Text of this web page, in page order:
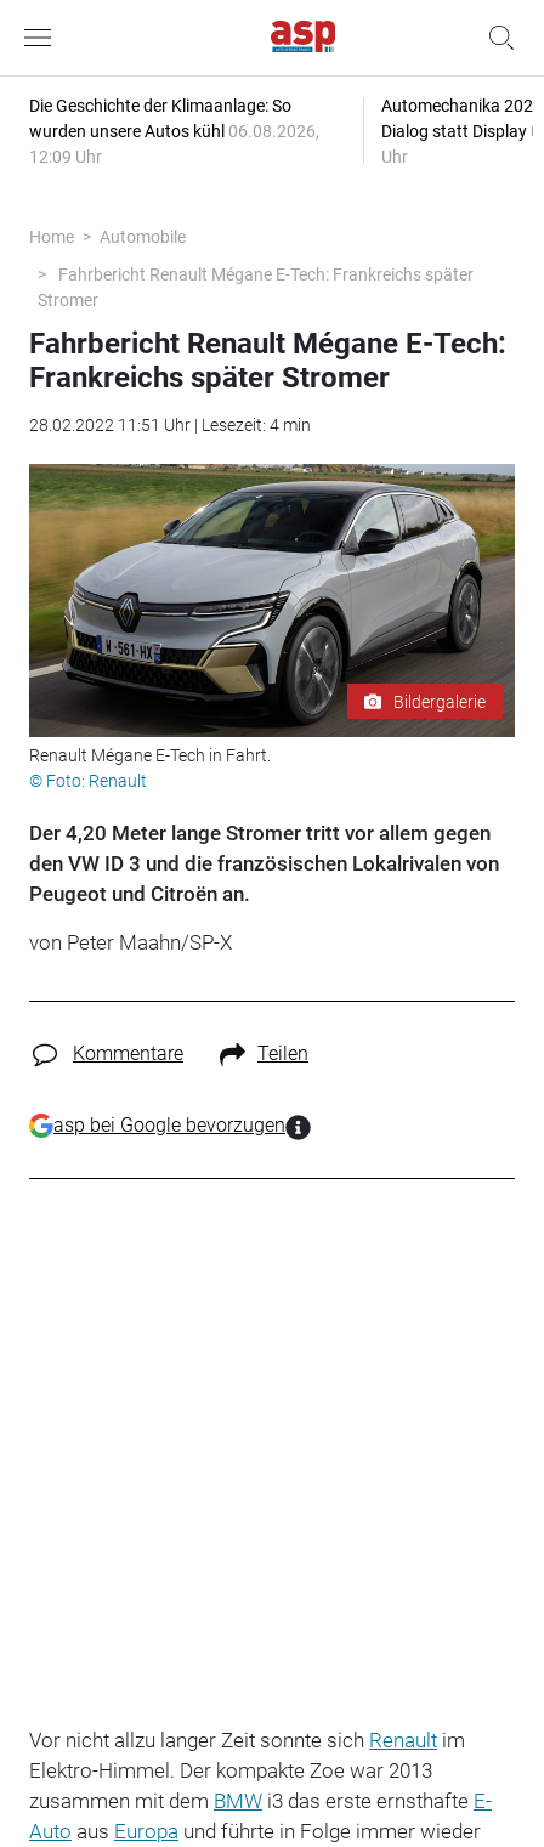
Die Geschichte der Klimaanlage: So
wurden unsere Autos kühl 06.08.2026,
12:09 Uhr
Automechanika
Dialog statt Display
Uhr
Home
Automobile
Fahrbericht Renault Mégane E-Tech: Frankreichs später
Stromer
Fahrbericht Renault Mégane E-Tech:
Frankreichs später Stromer
28.02.2022 11:51 Uhr | Lesezeit: 4 min
Bildergalerie
Renault Mégane E-Tech in Fahrt.
© Foto: Renault
Der 4,20 Meter lange Stromer tritt vor allem gegen
den VW ID 3 und die französischen Lokalrivalen von
Peugeot und Citroën an.
von Peter Maahn/SP-X
Kommentare Teilen
asp bei Google bevorzugen
Vor nicht allzu langer Zeit sonnte sich Renaultim
Elektro-Himmel. Der kompakte Zoe war 2013
zusammen mit dem BMWi3 das erste ernsthafte E-
Auto aus Europa und führte in Folge immer wieder